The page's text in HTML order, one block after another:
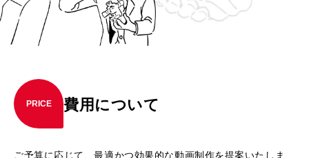
PRICE 費用について
ご予算に応じて、最適かつ効果的な動画制作を提案いたしま